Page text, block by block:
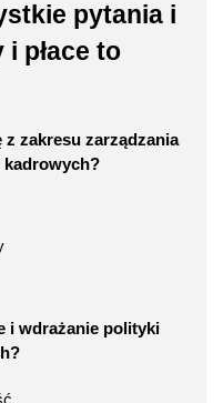
pytania i
płace to
z zakresu zarządzania
kadrowych?
i wdrażanie polityki